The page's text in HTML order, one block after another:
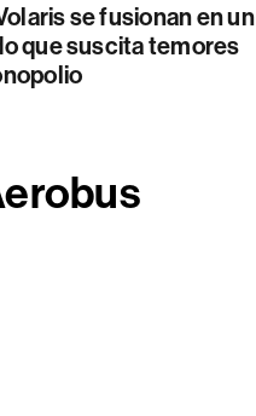
se fusionan en un
que suscita temores